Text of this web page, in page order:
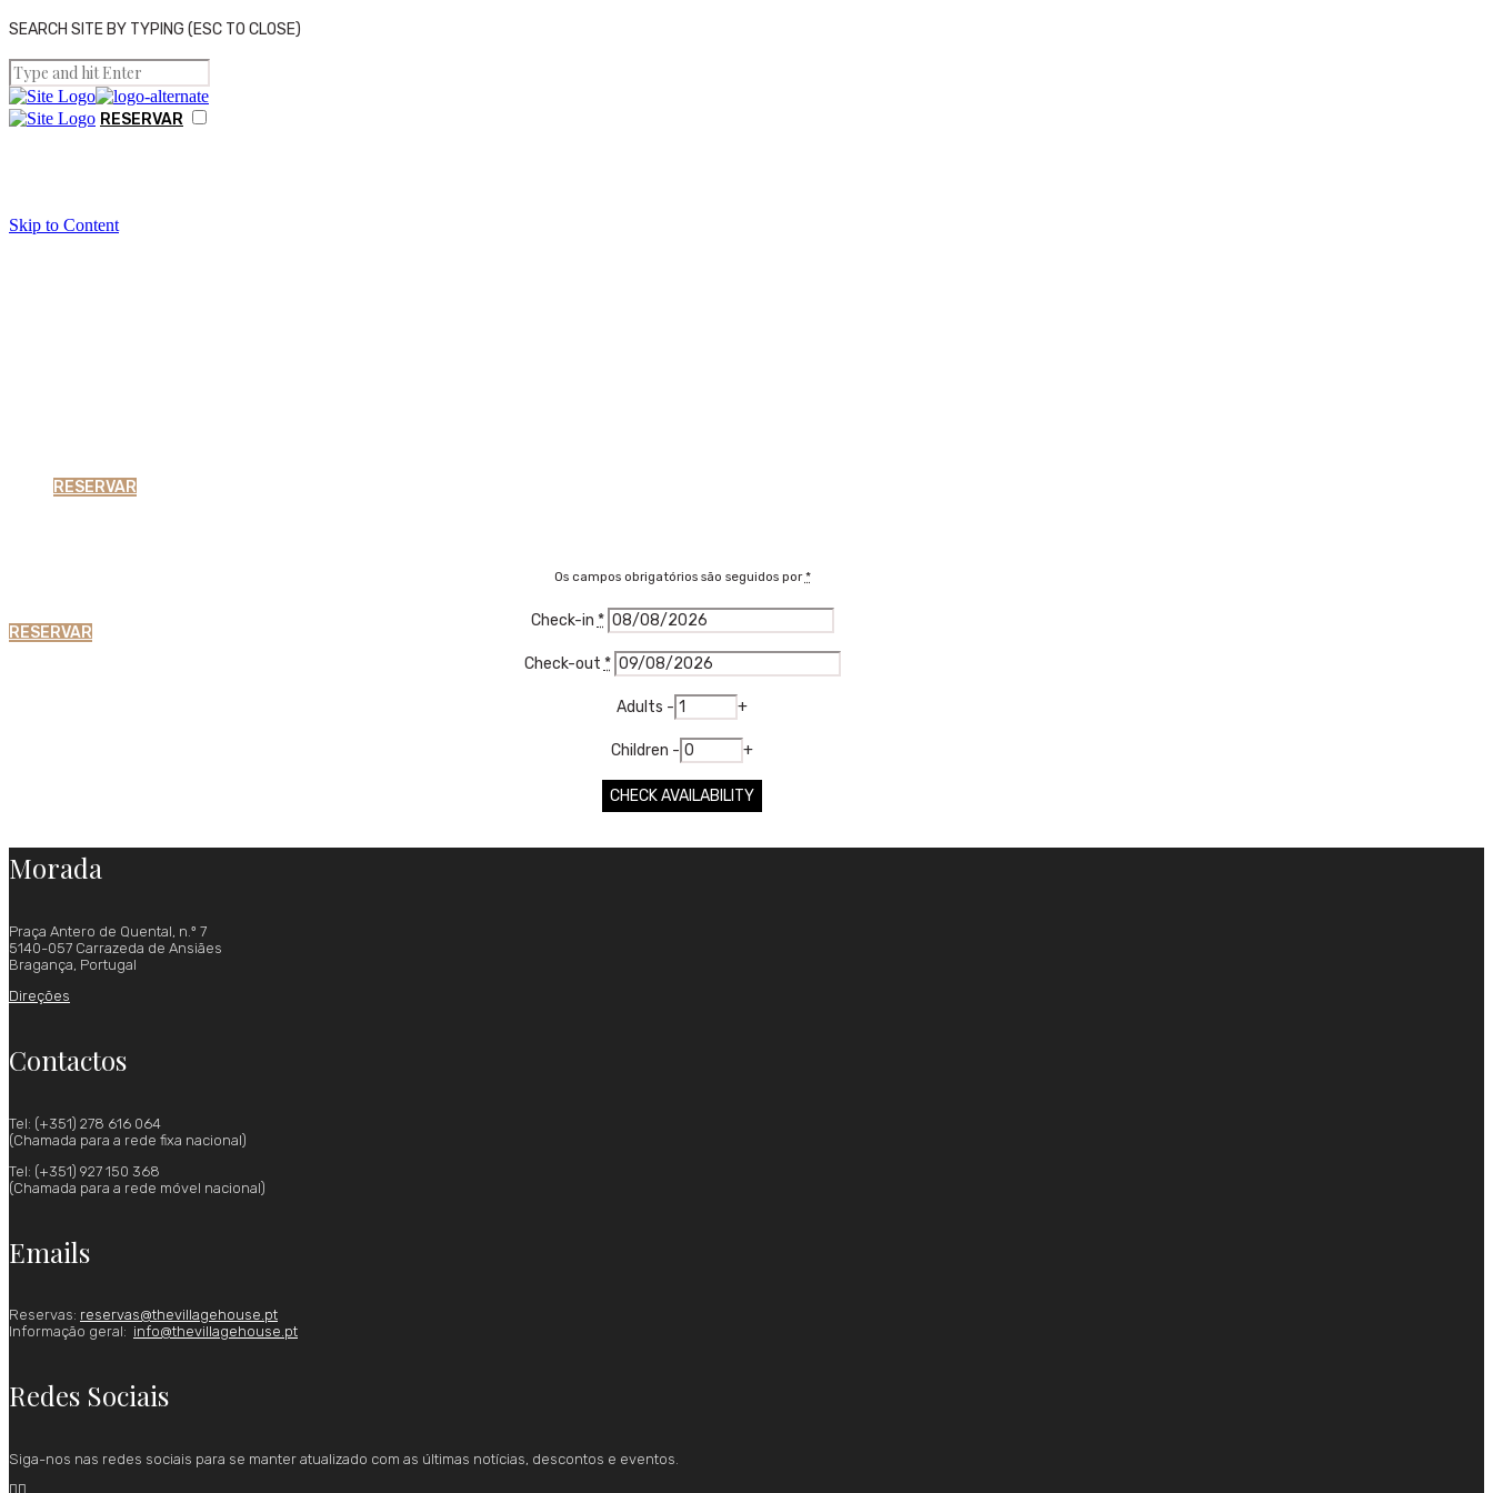
SEARCH SITE BY TYPING (ESC TO CLOSE)
RESERVAR
RESERVAR
RESERVAR
Skip to Content
Os campos obrigatórios são seguidos por*
Check-in *
Check-out *
Adults - +
Children - +
Morada
Praça Antero de Quental, n.º 7
5140-057 Carrazeda de Ansiães
Bragança, Portugal
Direções
Contactos
Tel: (+351) 278 616 064
(Chamada para a rede fixa nacional)
Tel: (+351) 927 150 368
(Chamada para a rede móvel nacional)
Emails
Reservas: reservas@thevillagehouse.pt
Informação geral: info@thevillagehouse.pt
Redes Sociais
Siga-nos nas redes sociais para se manter atualizado com as últimas notícias, descontos e eventos.